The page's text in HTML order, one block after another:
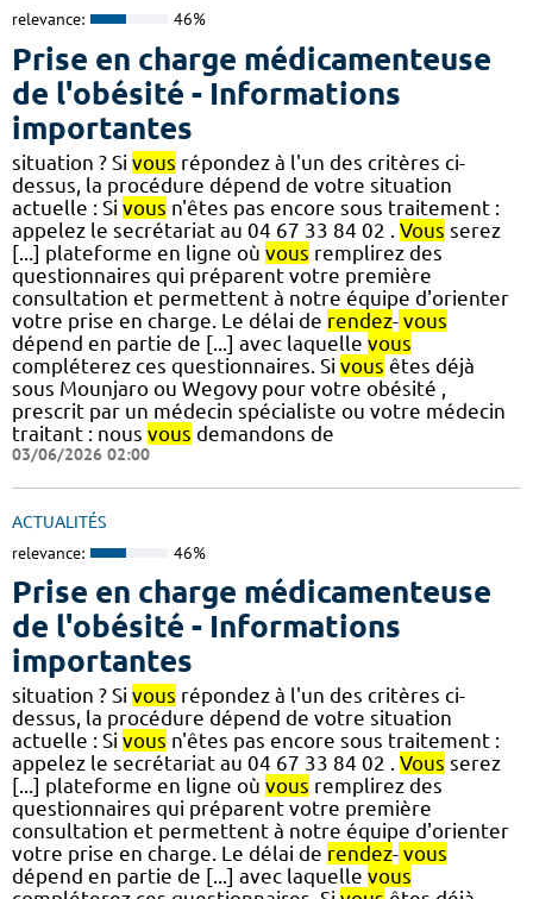
relevance: 46%
Prise en charge médicamenteuse
de l'obésité - Informations
importantes
situation ? Si vous répondez à l'un des critères ci-
dessus, la procédure dépend de votre situation
actuelle : Si vous n'êtes pas encore sous traitement :
appelez le secrétariat au 04 67 33 84 02 . Vous serez
[...] plateforme en ligne où vous remplirez des
questionnaires qui préparent votre première
consultation et permettent à notre équipe d'orienter
votre prise en charge. Le délai de rendez- vous
dépend en partie de [...] avec laquelle vous
compléterez ces questionnaires. Si vous êtes déjà
sous Mounjaro ou Wegovy pour votre obésité ,
prescrit par un médecin spécialiste ou votre médecin
traitant : nous vous demandons de
03/06/2026 02:00
ACTUALITÉS
relevance: 46%
Prise en charge médicamenteuse
de l'obésité - Informations
importantes
situation ? Si vous répondez à l'un des critères ci-
dessus, la procédure dépend de votre situation
actuelle : Si vous n'êtes pas encore sous traitement :
appelez le secrétariat au 04 67 33 84 02 . Vous serez
[...] plateforme en ligne où vous remplirez des
questionnaires qui préparent votre première
consultation et permettent à notre équipe d'orienter
votre prise en charge. Le délai de rendez- vous
dépend en partie de [...] avec laquelle vous